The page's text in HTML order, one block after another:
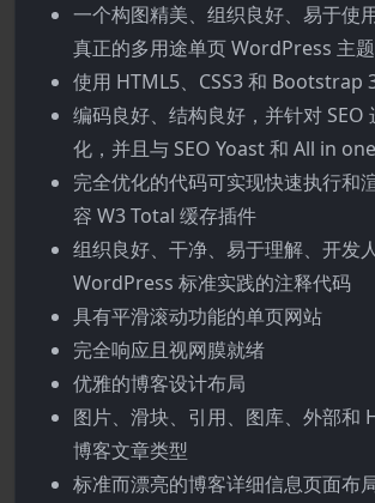
一个构图精美、组织良好、易于使
真正的多用途单页 WordPress 主题
使用 HTML5、CSS3 和 Bootstrap
编码良好、结构良好，并针对 SEO
化，并且与 SEO Yoast 和 All in
完全优化的代码可实现快速执行和
容 W3 Total 缓存插件
组织良好、干净、易于理解、开发
WordPress 标准实践的注释代码
具有平滑滚动功能的单页网站
完全响应且视网膜就绪
优雅的博客设计布局
图片、滑块、引用、图库、外部和
博客文章类型
标准而漂亮的博客详细信息页面布